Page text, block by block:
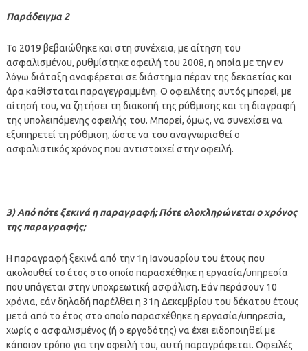
Παράδειγμα 2
Το 2019 βεβαιώθηκε και στη συνέχεια, με αίτηση του
ασφαλισμένου, ρυθμίστηκε οφειλή του 2008, η οποία με την εν
λόγω διάταξη αναφέρεται σε διάστημα πέραν της δεκαετίας και
άρα καθίσταται παραγεγραμμένη. Ο οφειλέτης αυτός μπορεί, με
αίτησή του, να ζητήσει τη διακοπή της ρύθμισης και τη διαγραφή
της υπολειπόμενης οφειλής του. Μπορεί, όμως, να συνεχίσει να
εξυπηρετεί τη ρύθμιση, ώστε να του αναγνωρισθεί ο
ασφαλιστικός χρόνος που αντιστοιχεί στην οφειλή.
3) Από πότε ξεκινά η παραγραφή; Πότε ολοκληρώνεται ο χρόνος
της παραγραφής;
Η παραγραφή ξεκινά από την 1η Ιανουαρίου του έτους που
ακολουθεί το έτος στο οποίο παρασχέθηκε η εργασία/υπηρεσία
που υπάγεται στην υποχρεωτική ασφάλιση. Εάν περάσουν 10
χρόνια, εάν δηλαδή παρέλθει η 31η Δεκεμβρίου του δέκατου έτους
μετά από το έτος στο οποίο παρασχέθηκε η εργασία/υπηρεσία,
χωρίς ο ασφαλισμένος (ή ο εργοδότης) να έχει ειδοποιηθεί με
κάποιον τρόπο για την οφειλή του, αυτή παραγράφεται. Οφειλές